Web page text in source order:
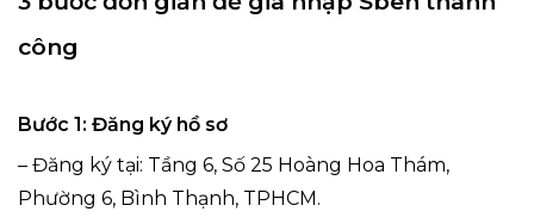
công
Bước 1: Đăng ký hồ sơ
– Đăng ký tại: Tầng 6, Số 25 Hoàng Hoa Thám,
Phường 6, Bình Thạnh, TPHCM.